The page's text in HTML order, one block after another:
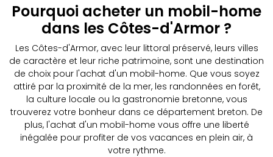
Pourquoi acheter un mobil-home
dans les Côtes-d'Armor ?
Les Côtes-d'Armor, avec leur littoral préservé, leurs villes
de caractère et leur riche patrimoine, sont une destination
de choix pour l'achat d'un mobil-home. Que vous soyez
attiré par la proximité de la mer, les randonnées en forêt,
la culture locale ou la gastronomie bretonne, vous
trouverez votre bonheur dans ce département breton. De
plus, l'achat d'un mobil-home vous offre une liberté
inégalée pour profiter de vos vacances en plein air, à
votre rythme.